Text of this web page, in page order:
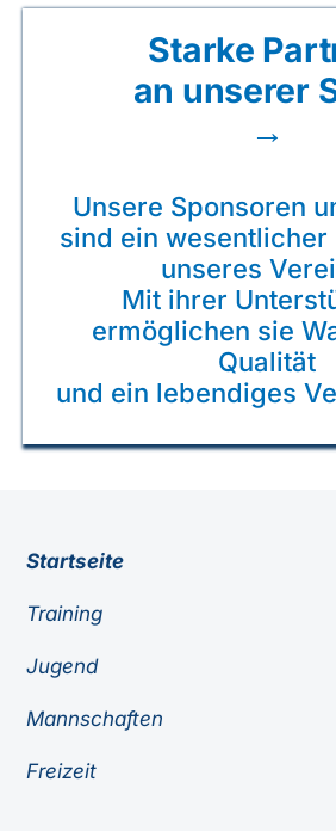
Starke
an unserer
→
Unsere Sponsoren
sind ein wesentlicher
unseres
Mit ihrer
ermöglichen sie
Qualität
und ein lebendiges
Startseite
Training
Jugend
Mannschaften
Freizeit